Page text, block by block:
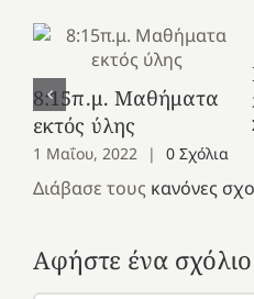
8:15π.μ. Μαθήματα
εκτός ύλης
1 Μαΐου, 2022 | 0 Σχόλια
Διάβασε τους κανόνες
Αφήστε ένα σχόλιο